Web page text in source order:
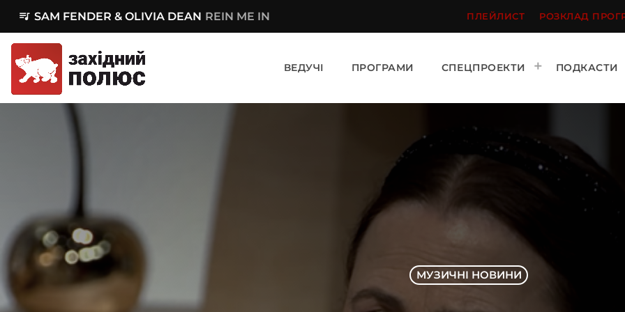
queue_music SAM FENDER & OLIVIA DEAN REIN ME IN ПЛЕЙЛИСТ РОЗКЛАД
ВЕДУЧІ ПРОГРАМИ СПЕЦПРОЕКТИ ПОДКАСТИ
МУЗИЧНІ НОВИНИ